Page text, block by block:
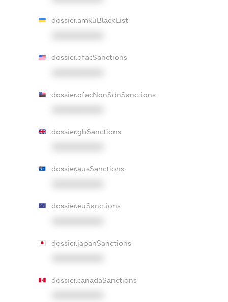
dossier.amkuBlackList
dossier.ofacSanctions
dossier.ofacNonSdnSanctions
dossier.gbSanctions
dossier.ausSanctions
dossier.euSanctions
dossier.japanSanctions
dossier.canadaSanctions